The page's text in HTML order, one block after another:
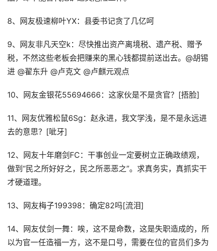
8、网友极速柳叶YX：县委书记贪了几亿呵
9、网友非凡天空k：尽快推出资产离境税、遗产税、赠予
税，不然这些老板会把赚来的黑心钱都提前送出去。@胡锡
进 @翟东升 @卢克文 @卢麒元观点
10、网友金银花55694666：这家伙是不是贪官？[捂脸]
11、网友优雅松鼠6Sg：赵永进，我文学浅，是不是永远进
去的意思？[呲牙]
12、网友十年磨剑FC：干事创业一定要树立正确政绩观，
做到“民之所好好之，民之所恶恶之”。求真务实，真抓实干
才硬道理。
13、网友梅子199398：确定82吗[流泪]
14、网友仗剑一舞：唉，这不是命数，这是失职造成的，所
以为官一任造福一方，这不是口号，需要在位的官员们多为